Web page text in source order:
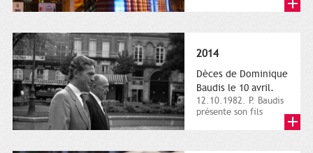
2014
Dèces de Dominique
Baudis le 10 avril.
12.10.1982. P. Baudis
présente son fils